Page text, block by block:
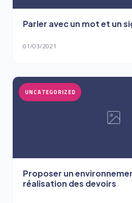
Parler avec un mot et un
01/03/2021
UNCATEGORIZED
Proposer un
réalisation des devoirs